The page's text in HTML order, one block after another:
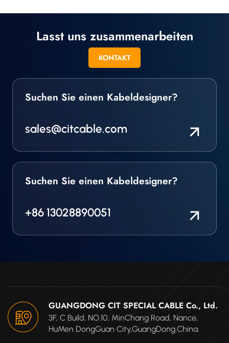
Lasst uns zusammenarbeiten
KONTAKT
Suchen Sie einen Kabeldesigner?
sales@citcable.com
Suchen Sie einen Kabeldesigner?
+86 13028890051
GUANGDONG CIT SPECIAL CABLE Co., Ltd.
3F, C Build, NO.10, MinChang Road, Nance,
HuMen DongGuan City,GuangDong.China.